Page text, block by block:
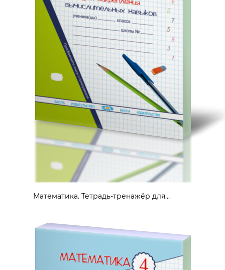
Математика. Тетрадь-тренажёр для...